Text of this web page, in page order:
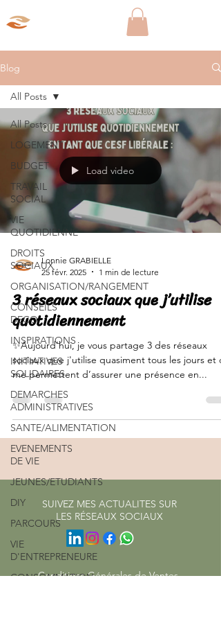
Blog
All Posts
LOGEMENT
BUDGET
TRAVAIL
SOCIAL
VIE
QUOTIDIENNE
DROITS
SOCIAUX
ORGANISATION/RANGEMENT
CONSEILS
DECO
INSPIRATIONS
INITIATIVES
SOLIDAIRES
DEMARCHES
ADMINISTRATIVES
SANTE/ALIMENTATION
EVENEMENTS
DE VIE
JEUNES/ETUDIANTS
DIY
PARCOURS
VIE
D'ENTREPRENEURE
CONSOMMATION
All Posts
Load video
Lonnie GRABIELLE
25 févr. 2025
1 min de lecture
3 réseaux sociaux que j’utilise
quotidiennement
✨Aujourd’hui, je vous partage 3 des réseaux
sociaux que j'utilise quasiment tous les jours et
me permettent d’assurer une présence en...
SUIVEZ MES ACTUALITES SUR
LES RÉSEAUX SOCIAUX
Conditions Générales de Ventes